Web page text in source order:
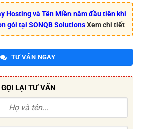
Hosting và Tên Miền năm đầu tiên khi
gói tại SONQB SolutionsXem chi tiết
TƯ VẤN NGAY
GỌI LẠI TƯ VẤN